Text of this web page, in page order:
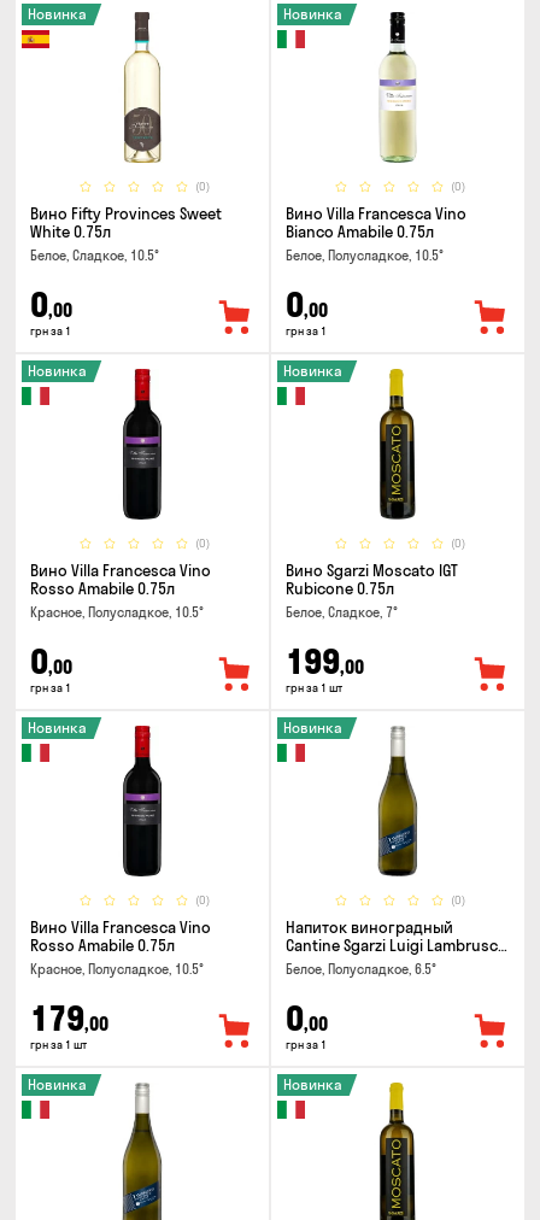
(0)
Новинка
Вино Fifty Provinces Sweet
White 0.75л
Белое, Сладкое, 10.5°
0,00
грн за 1
(0)
Новинка
Вино Villa Francesca Vino
Bianco Amabile 0.75л
Белое, Полусладкое, 10.5°
0,00
грн за 1
(0)
Новинка
Вино Villa Francesca Vino
Rosso Amabile 0.75л
Красное, Полусладкое, 10.5°
0,00
грн за 1
(0)
Новинка
Вино Sgarzi Moscato IGT
Rubicone 0.75л
Белое, Сладкое, 7°
199,00
грн за 1 шт
(0)
Новинка
Вино Villa Francesca Vino
Rosso Amabile 0.75л
Красное, Полусладкое, 10.5°
179,00
грн за 1 шт
(0)
Новинка
Напиток виноградный
Cantine Sgarzi Luigi Lambrusco
IGT Emilia Bianca Frizziante
0.75л
Белое, Полусладкое, 6.5°
0,00
грн за 1
Новинка Новинка